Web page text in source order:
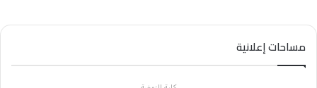
مساحات إعلانية